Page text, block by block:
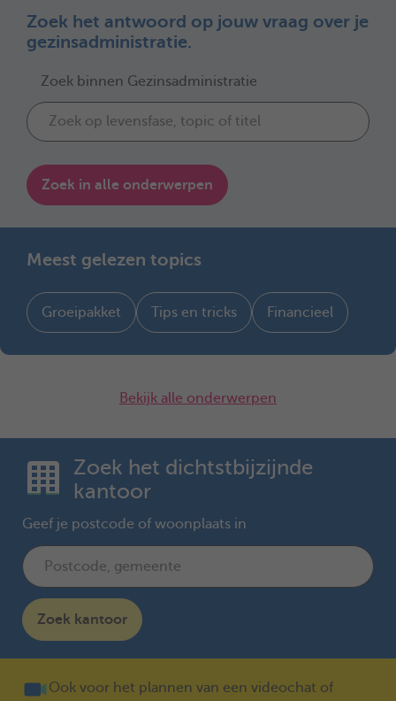
Zoek het antwoord op jouw vraag over je
gezinsadministratie.
Zoek binnen Gezinsadministratie
Zoek in alle onderwerpen
Meest gelezen topics
Groeipakket Tips en tricks Financieel
Bekijk alle onderwerpen
Zoek het dichtstbijzijnde
kantoor
Geef je postcode of woonplaats in
Zoek kantoor
Ook voor het plannen van een videochat of